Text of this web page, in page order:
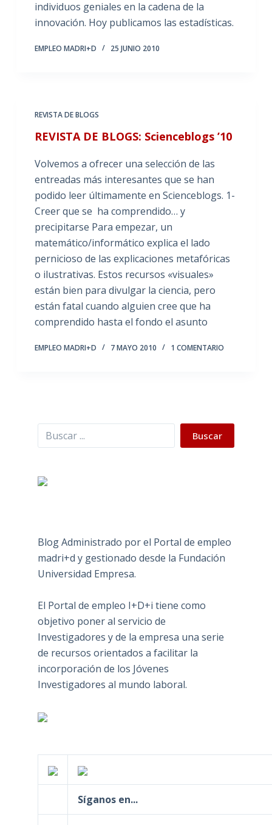
individuos geniales en la cadena de la
innovación. Hoy publicamos las estadísticas.
EMPLEO MADRI+D 25 JUNIO 2010
REVISTA DE BLOGS
REVISTA DE BLOGS: Scienceblogs ’10
Volvemos a ofrecer una selección de las
entreadas más interesantes que se han
podido leer últimamente en Scienceblogs. 1-
Creer que se ha comprendido… y
precipitarse Para empezar, un
matemático/informático explica el lado
pernicioso de las explicaciones metafóricas
o ilustrativas. Estos recursos «visuales»
están bien para divulgar la ciencia, pero
están fatal cuando alguien cree que ha
comprendido hasta el fondo el asunto
EMPLEO MADRI+D 7 MAYO 2010 1 COMENTARIO
Buscar Buscar
Blog Administrado por el Portal de empleo
madri+d y gestionado desde la Fundación
Universidad Empresa.
El Portal de empleo I+D+i tiene como
objetivo poner al servicio de
Investigadores y de la empresa una serie
de recursos orientados a facilitar la
incorporación de los Jóvenes
Investigadores al mundo laboral.
Síganos en...